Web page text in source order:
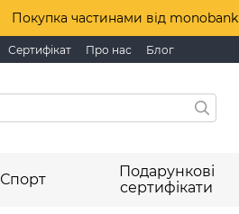
Покупка частинами від monobank
Сертифікат Про нас Блог
Спорт
Подарункові
сертифікати